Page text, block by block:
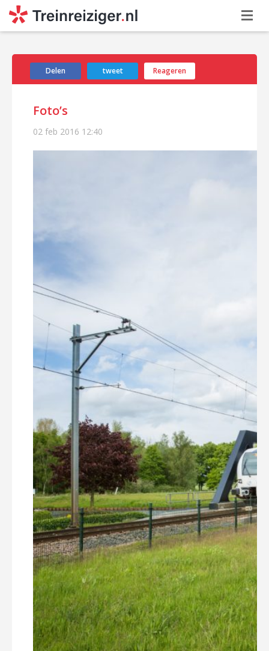
Delen tweet Reageren
Foto’s
02 feb 2016 12:40